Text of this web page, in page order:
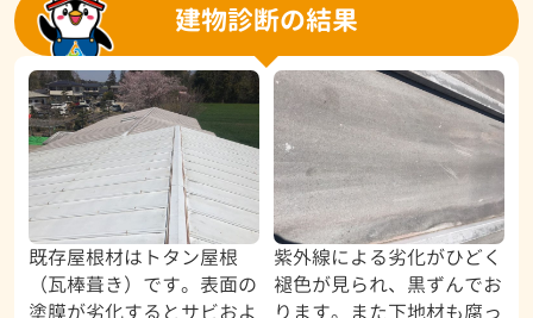
建物診断の結果
既存屋根材はトタン屋根
（瓦棒葺き）です。表面の
塗膜が劣化するとサビおよ
紫外線による劣化がひどく
褪色が見られ、黒ずんでお
ります。また下地材も腐っ